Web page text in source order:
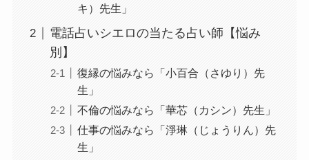
キ）先生」
電話占いシエロの当たる占い師【悩み
別】
復縁の悩みなら「小百合（さゆり）先
生」
不倫の悩みなら「華芯（カシン）先生」
仕事の悩みなら「淨琳（じょうりん）先
生」